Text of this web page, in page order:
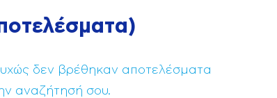
)
δεν βρέθηκαν αποτελέσματα
αναζήτησή σου.